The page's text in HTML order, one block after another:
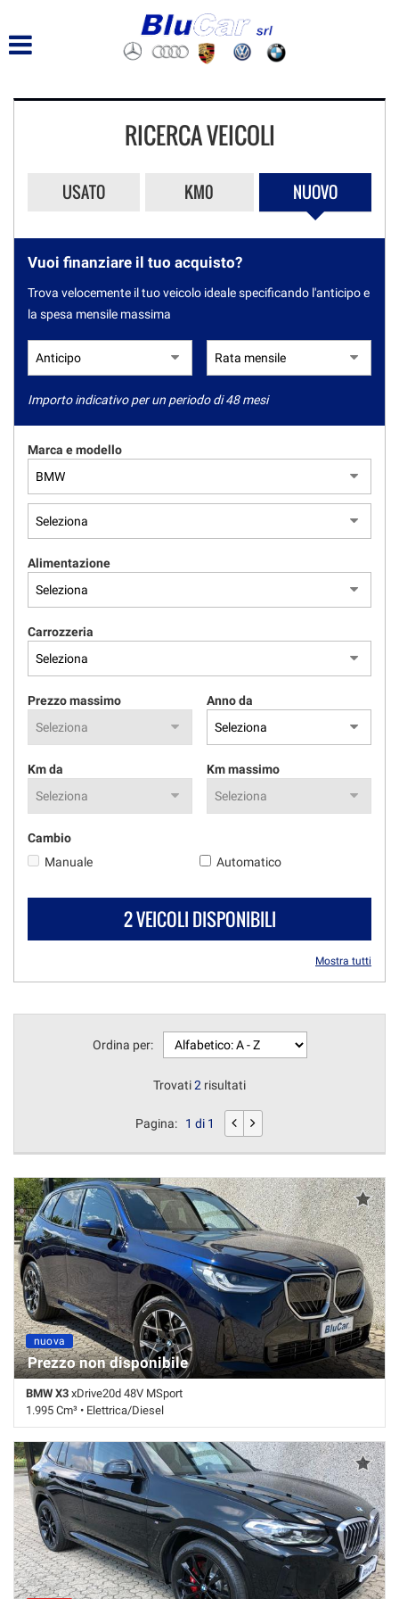
RICERCA VEICOLI
USATO KM0 NUOVO
Vuoi finanziare il tuo acquisto?
Trova velocemente il tuo veicolo ideale specificando l'anticipo e
la spesa mensile massima
Importo indicativo per un periodo di 48 mesi
Marca e modello
Alimentazione
Carrozzeria
Prezzo massimo Anno da
Km da Km massimo
Cambio
Manuale
Automatico
2 VEICOLI DISPONIBILI
Mostra tutti
Ordina per:
Trovati2 risultati
Pagina: 1 di 1
nuova ordinabile
Prezzo non disponibile
BMW X3 xDrive20d 48V MSport
1.995 Cm³ • Elettrica/Diesel
0 Km • Cambio Automatico (8) • Blu metallizzato • 5 Porte • ABS •
Adatto a portatori di handicap • Airbag • Airbag laterali • Airbag
Passeggero • Airbag posteriore • Airbag testa • Alzacristalli elettrici •
Android Auto • Antifurto • Apple CarPlay • Autoradio • Autoradio
digitale • Bluetooth • Boardcomputer • Bracciolo • Cerchi in lega •
Chiusura centralizzata • Chiusura centralizzata telecomandata •
Climatizzatore • Controllo automatico clima • Controllo elettronico
della corsia • Controllo trazione • Controllo vocale • Cruise Control •
ESP • Fendinebbia • Filtro antiparticolato • Freno di stazionamento
elettrico • Immobilizzatore elettronico • Interni in pelle • Isofix • Leve al